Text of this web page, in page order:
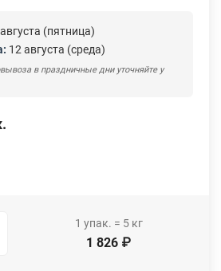
(пятница)
12 августа (среда)
в праздничные дни уточняйте у
1 упак. = 5 кг
1 826 ₽